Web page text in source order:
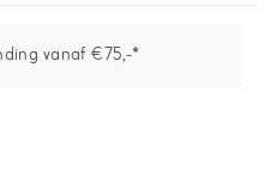
vanaf €75,-*